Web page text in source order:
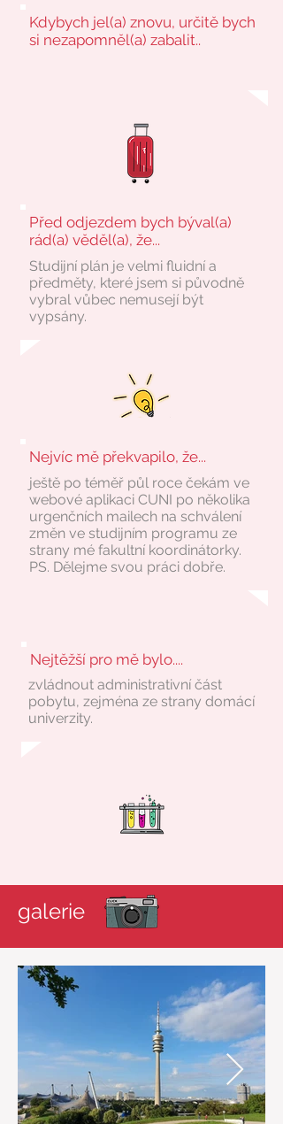
Kdybych jel(a) znovu, určitě bych
si nezapomněl(a) zabalit..
Před odjezdem bych býval(a)
rád(a) věděl(a), že...
Studijní plán je velmi fluidní a
předměty, které jsem si původně
vybral vůbec nemusejí být
vypsány.
Nejvíc mě překvapilo, že...
ještě po téměř půl roce čekám ve
webové aplikaci CUNI po několika
urgenčních mailech na schválení
změn ve studijním programu ze
strany mé fakultní koordinátorky.
PS. Dělejme svou práci dobře.
Nejtěžší pro mě bylo....
zvládnout administrativní část
pobytu, zejména ze strany domácí
univerzity.
galerie